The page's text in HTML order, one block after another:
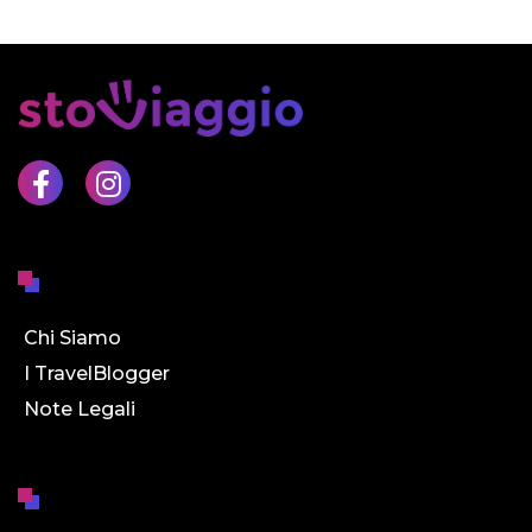
Chi Siamo
I TravelBlogger
Note Legali